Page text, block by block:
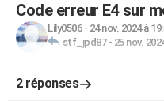
Code erreur E4 sur
Lily0506- 24 nov. 2024 à
stf_jpd87- 25 nov.
2 réponses